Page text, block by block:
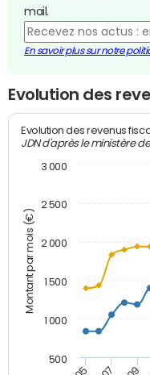
mail.
En savoir plus sur notre
Evolution des
Montant par mois (€)
Evolution des revenus
JDN d'après le ministère
500
1 000
1 500
2 000
2 500
3 000